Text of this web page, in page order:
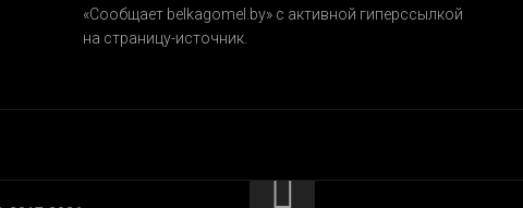
«Сообщает belkagomel.by»с активной гиперссылкой
на страницу-источник.